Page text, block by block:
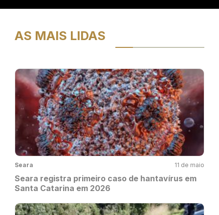
AS MAIS LIDAS
Seara 11 de maio
Seara registra primeiro caso de hantavírus em
Santa Catarina em 2026